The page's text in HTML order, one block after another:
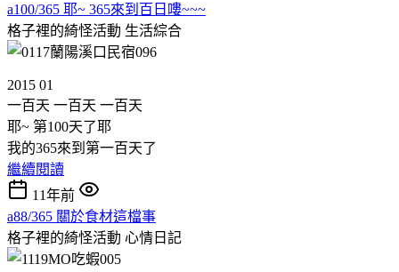
a100/365 耶~ 365來到百日嘍~~~
格子裡的綺怪活動 生活綜合
2015 01
一百天 一百天 一百天
耶~ 第100天了耶
我的365來到第一百天了
繼續閱讀
11年前
a88/365 關於食材這檔事
格子裡的綺怪活動 心情日記